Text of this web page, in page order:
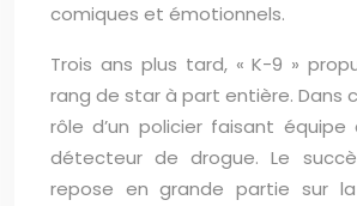
comiques et émotionnels.
Trois ans plus tard, « K-9 »
rang de star à part entière. Dans
rôle d’un policier faisant équipe
détecteur de drogue. Le
repose en grande partie sur